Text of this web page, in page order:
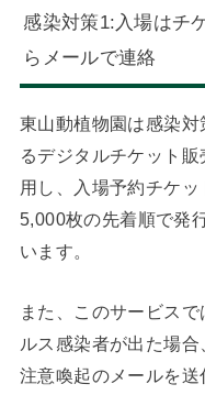
感染対策1:入場はチ
らメールで連絡
東山動植物園は感染
るデジタルチケット
用し、入場予約チケ
5,000枚の先着順で発
います。
また、このサービス
ルス感染者が出た場
注意喚起のメールを